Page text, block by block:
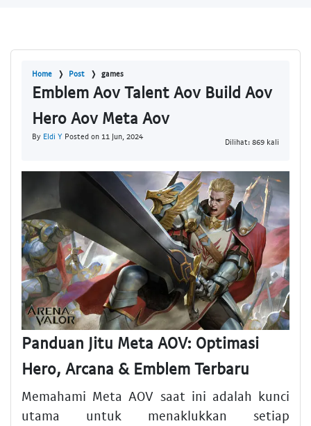
Home Post games
Emblem Aov Talent Aov Build Aov
Hero Aov Meta Aov
By Eldi Y Posted on 11 Jun, 2024
Dilihat: 869 kali
Panduan Jitu Meta AOV: Optimasi
Hero, Arcana & Emblem Terbaru
Memahami Meta AOV saat ini adalah kunci
utama untuk menaklukkan setiap